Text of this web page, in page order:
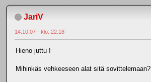
JariV
14.10.07 - klo: 22.18
Hieno juttu !
Mihinkäs vehkeeseen alat sitä sovittelemaan?